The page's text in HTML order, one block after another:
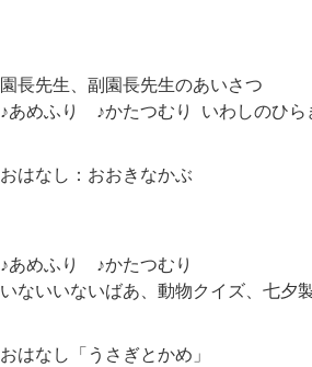
園長先生、副園長先生のあいさつ
♪あめふり ♪かたつむり いわしのひら
おはなし：おおきなかぶ
♪あめふり ♪かたつむり
いないいないばあ、動物クイズ、七夕
おはなし「うさぎとかめ」